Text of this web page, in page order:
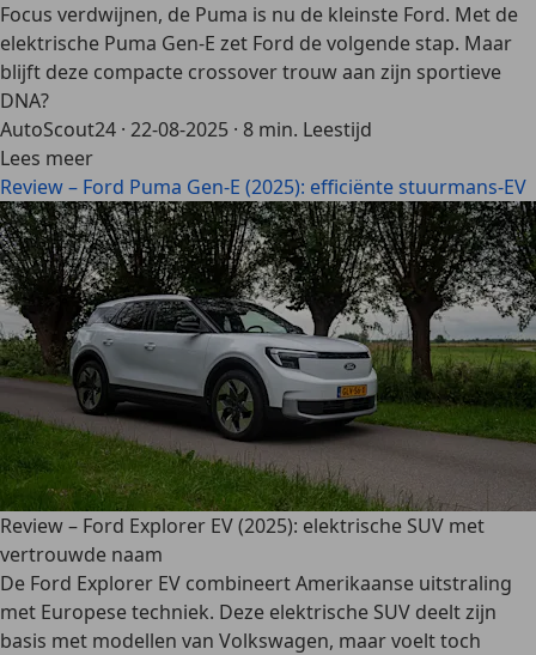
Focus verdwijnen, de Puma is nu de kleinste Ford. Met de
elektrische Puma Gen-E zet Ford de volgende stap. Maar
blijft deze compacte crossover trouw aan zijn sportieve
DNA?
AutoScout24 · 22-08-2025 · 8 min. Leestijd
Lees meer
Review – Ford Puma Gen-E (2025): efficiënte stuurmans-EV
Review – Ford Explorer EV (2025): elektrische SUV met
vertrouwde naam
De Ford Explorer EV combineert Amerikaanse uitstraling
met Europese techniek. Deze elektrische SUV deelt zijn
basis met modellen van Volkswagen, maar voelt toch